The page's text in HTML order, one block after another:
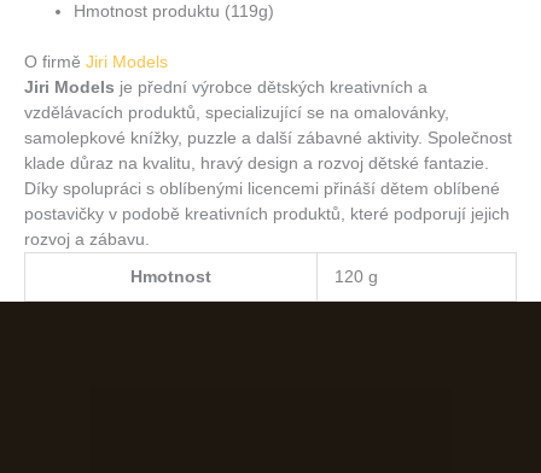
Hmotnost produktu (119g)
O firmě Jiri Models
Jiri Models je přední výrobce dětských kreativních a
vzdělávacích produktů, specializující se na omalovánky,
samolepkové knížky, puzzle a další zábavné aktivity. Společnost
klade důraz na kvalitu, hravý design a rozvoj dětské fantazie.
Díky spolupráci s oblíbenými licencemi přináší dětem oblíbené
postavičky v podobě kreativních produktů, které podporují jejich
rozvoj a zábavu.
Hmotnost 120 g